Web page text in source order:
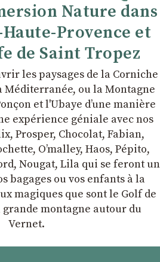
Nature dans
Provence et
de Saint Tropez
les paysages de la Corniche
Méditerranée, ou la Montagne
et l'Ubaye dʼune manière
expérience géniale avec nos
Prosper, Chocolat, Fabian,
Oʼmalley, Haos, Pépito,
Nougat, Lila qui se feront un
bagages ou vos enfants à la
magiques que sont le Golf de
grande montagne autour du
Vernet.